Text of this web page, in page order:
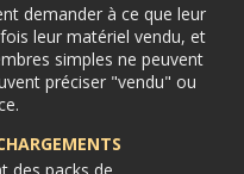
demander à ce que leur
leur matériel vendu, et
simples ne peuvent
préciser "vendu" ou